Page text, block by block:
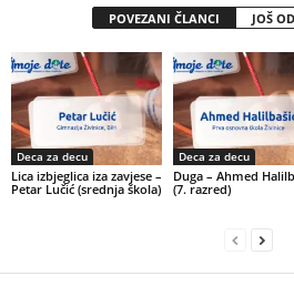
POVEZANI ČLANCI JOŠ
Deca za decu
Lica izbjeglica iza zavjese –
Petar Lučić (srednja škola)
Deca za decu
Duga – Ahmed
(7. razred)